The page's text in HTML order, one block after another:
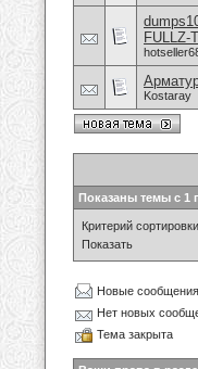
FULLZ-
Kostaray
Показаны темы с 1
Критерий сортировки
Показать
Новые сообщения
Нет новых
Тема закрыта